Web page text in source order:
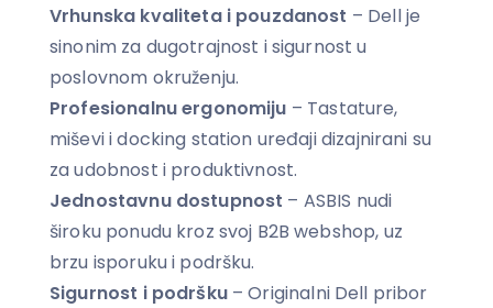
Vrhunska kvaliteta i pouzdanost – Dell je
sinonim za dugotrajnost i sigurnost u
poslovnom okruženju.
Profesionalnu ergonomiju – Tastature,
miševi i docking station uređaji dizajnirani su
za udobnost i produktivnost.
Jednostavnu dostupnost – ASBIS nudi
široku ponudu kroz svoj B2B webshop, uz
brzu isporuku i podršku.
Sigurnost i podršku– Originalni Dell pribor